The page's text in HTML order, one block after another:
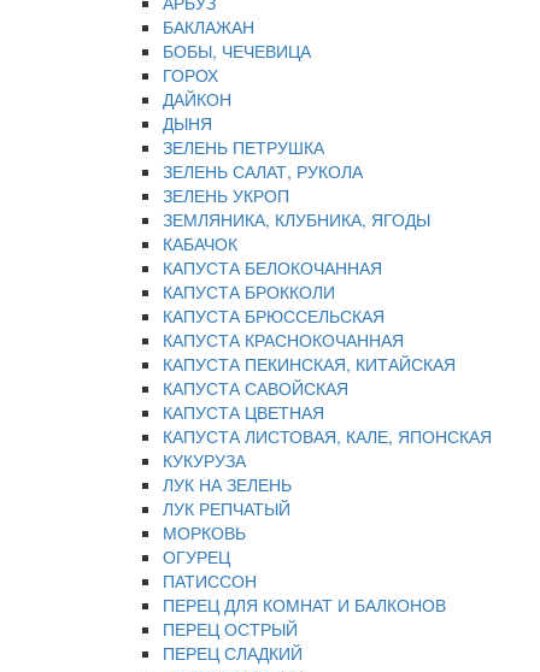
БАКЛАЖАН
БОБЫ, ЧЕЧЕВИЦА
ГОРОХ
ДАЙКОН
ДЫНЯ
ЗЕЛЕНЬ ПЕТРУШКА
ЗЕЛЕНЬ САЛАТ, РУКОЛА
ЗЕЛЕНЬ УКРОП
ЗЕМЛЯНИКА, КЛУБНИКА, ЯГОДЫ
КАБАЧОК
КАПУСТА БЕЛОКОЧАННАЯ
КАПУСТА БРОККОЛИ
КАПУСТА БРЮССЕЛЬСКАЯ
КАПУСТА КРАСНОКОЧАННАЯ
КАПУСТА ПЕКИНСКАЯ, КИТАЙСКАЯ
КАПУСТА САВОЙСКАЯ
КАПУСТА ЦВЕТНАЯ
КАПУСТА ЛИСТОВАЯ, КАЛЕ, ЯПОНСКАЯ
КУКУРУЗА
ЛУК НА ЗЕЛЕНЬ
ЛУК РЕПЧАТЫЙ
МОРКОВЬ
ОГУРЕЦ
ПАТИССОН
ПЕРЕЦ ДЛЯ КОМНАТ И БАЛКОНОВ
ПЕРЕЦ ОСТРЫЙ
ПЕРЕЦ СЛАДКИЙ